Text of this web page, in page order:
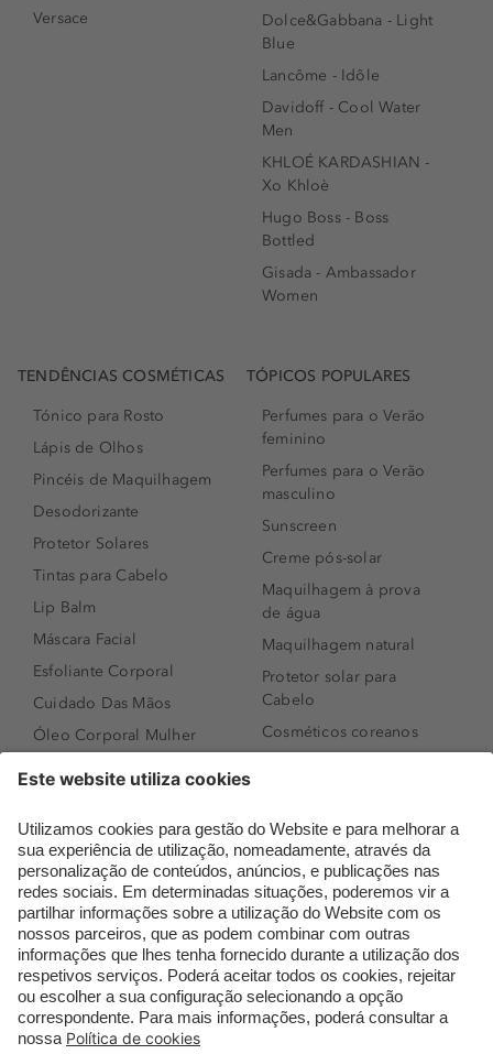
Versace
Dolce&Gabbana - Light
Blue
Lancôme - Idôle
Davidoff - Cool Water
Men
KHLOÉ KARDASHIAN -
Xo Khloè
Hugo Boss - Boss
Bottled
Gisada - Ambassador
Women
TENDÊNCIAS COSMÉTICAS
Tónico para Rosto
Lápis de Olhos
Pincéis de Maquilhagem
Desodorizante
Protetor Solares
Tintas para Cabelo
Lip Balm
Máscara Facial
Esfoliante Corporal
Cuidado Das Mãos
Óleo Corporal Mulher
Sérum de Rosto
Body mist & Spray
corporal
Produtos para Cabelo
Homem
Espuma de Limpeza
Facial
Dermocosmética
TÓPICOS POPULARES
Perfumes para o Verão
feminino
Perfumes para o Verão
masculino
Sunscreen
Creme pós-solar
Maquilhagem à prova
de água
Maquilhagem natural
Protetor solar para
Cabelo
Cosméticos coreanos
Perfumes árabes
Novidades
Melhores Perfumes
Femininos
TOP 10: Perfumes
Masculinos
Pestanas Postiças
Creme Rosto Homem